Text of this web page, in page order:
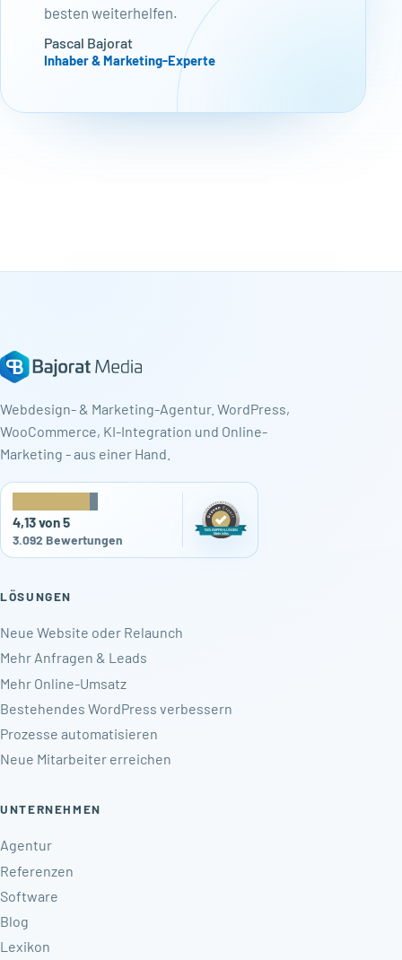
besten weiterhelfen.
Pascal Bajorat
Inhaber & Marketing-Experte
Webdesign- & Marketing-Agentur. WordPress,
WooCommerce, KI-Integration und Online-
Marketing - aus einer Hand.
4,13 von 5
3.092 Bewertungen
LÖSUNGEN
Neue Website oder Relaunch
Mehr Anfragen & Leads
Mehr Online-Umsatz
Bestehendes WordPress verbessern
Prozesse automatisieren
Neue Mitarbeiter erreichen
UNTERNEHMEN
Agentur
Referenzen
Software
Blog
Lexikon